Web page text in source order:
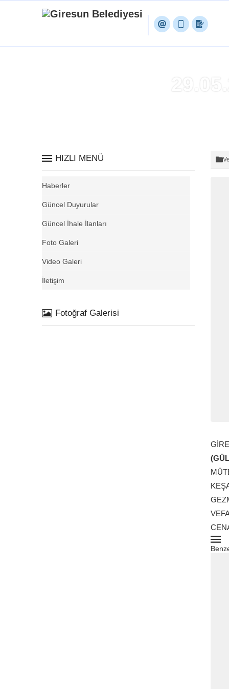
HIZLI MENÜ
Haberler
Güncel Duyurular
Güncel İhale İlanları
Foto Galeri
Video Galeri
İletişim
Fotoğraf Galerisi